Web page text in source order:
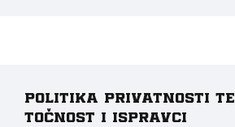
Politika privatnosti te
točnost i ispravci